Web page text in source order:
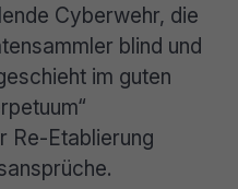
Cyberwehr, die
blind und
im guten
Re-Etablierung